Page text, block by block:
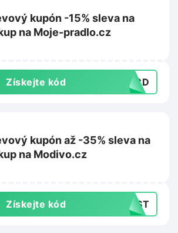
kupón -15% sleva na
na Moje-pradlo.cz
Získejte kód 28CD
kupón až -35% sleva na
na Modivo.cz
Získejte kód LAST